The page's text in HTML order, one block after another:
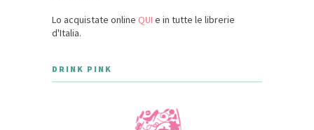
Lo acquistate online QUI e in tutte le librerie
d'Italia.
DRINK PINK